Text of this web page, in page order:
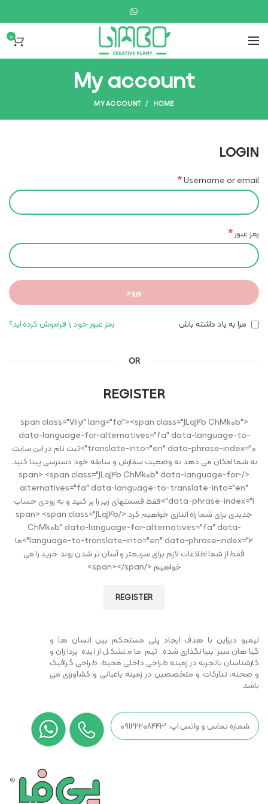
0
My account
HOME
MY ACCOUNT
LOGIN
Username or email
*
رمز عبور*
ورود
رمز عبور خود را فراموش کرده اید؟ مرا به یاد داشته باش
OR
REGISTER
<span class="VIiyi" lang="fa"><span class="JLqJ4b ChMk0b"
data-language-for-alternatives="fa" data-language-to-
translate-into="en" data-phrase-index="0">ثبت نام در این سایت
به شما امکان می دهد به وضعیت سفارش و سابقه خود دسترسی پیدا کنید.
</span> <span class="JLqJ4b ChMk0b" data-language-for-
alternatives="fa" data-language-to-translate-into="en"
data-phrase-index="1">فقط قسمتهای زیر را پر کنید و به زودی حساب
جدیدی برای شما راه اندازی خواهیم کرد.</span> <span class="JLqJ4b
ChMk0b" data-language-for-alternatives="fa" data-
language-to-translate-into="en" data-phrase-index="2">ما
فقط از شما اطلاعات لازم برای سریعتر و آسان تر شدن روند خرید را می
خواهیم.</span></span>
REGISTER
لیمبو دیزاین با هدف ایجاد پلی مستحکم بین انسان ها و
گیاهان سبز بنیانگذاری شده. تیم ما متشکل از ایده پردازان و
کارشناسان باتجربه در زمینه طراحی داخلی محیط، طراحی گرافیک
و صحنه، تدارکات و متخصصین در زمینه باغبانی و کشاورزی می
باشد.
شماره تماس و واتس اپ: ۰۹۱۲۲۲۰۸۴۴۳